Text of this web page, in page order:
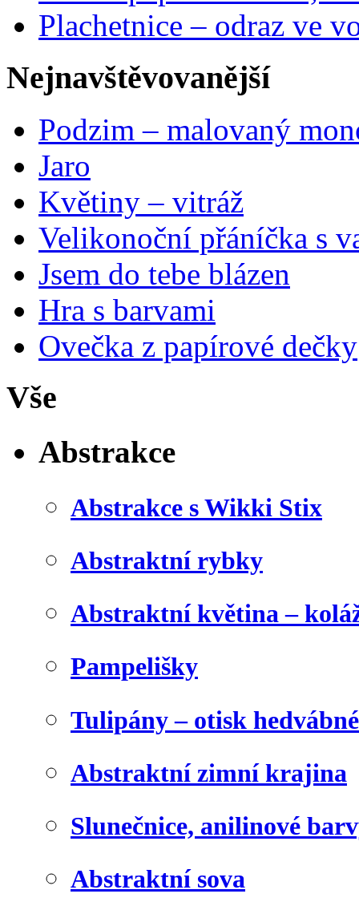
Plachetnice – odraz ve
Nejnavštěvovanější
Podzim – malovaný
Jaro
Květiny – vitráž
Velikonoční přáníčka s
Jsem do tebe blázen
Hra s barvami
Ovečka z papírové dečky
Vše
Abstrakce
Abstrakce s Wikki Stix
Abstraktní rybky
Abstraktní květina –
Pampelišky
Tulipány – otisk
Abstraktní zimní krajina
Slunečnice, anilinové
Abstraktní sova